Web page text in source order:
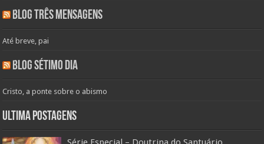
Blog Três Mensagens
Até breve, pai
Blog Sétimo Dia
Cristo, a ponte sobre o abismo
Ultima Postagens